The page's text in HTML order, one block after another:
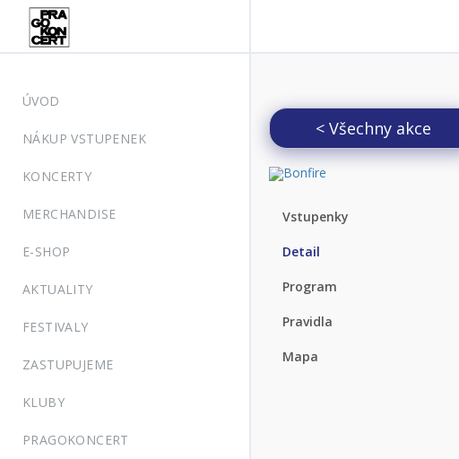
ÚVOD
NÁKUP VSTUPENEK
KONCERTY
MERCHANDISE
E-SHOP
AKTUALITY
FESTIVALY
ZASTUPUJEME
KLUBY
PRAGOKONCERT
< Všechny akce
Vstupenky
Detail
Program
Pravidla
Mapa